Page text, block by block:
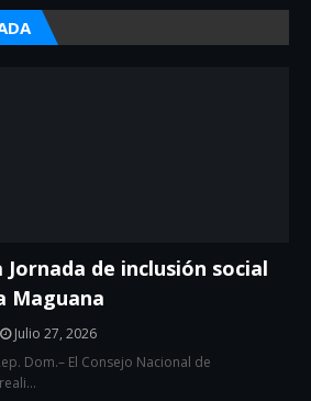
Jornada de inclusión social
Maguana
Julio 27, 2026
Dom.– El Consejo Nacional de